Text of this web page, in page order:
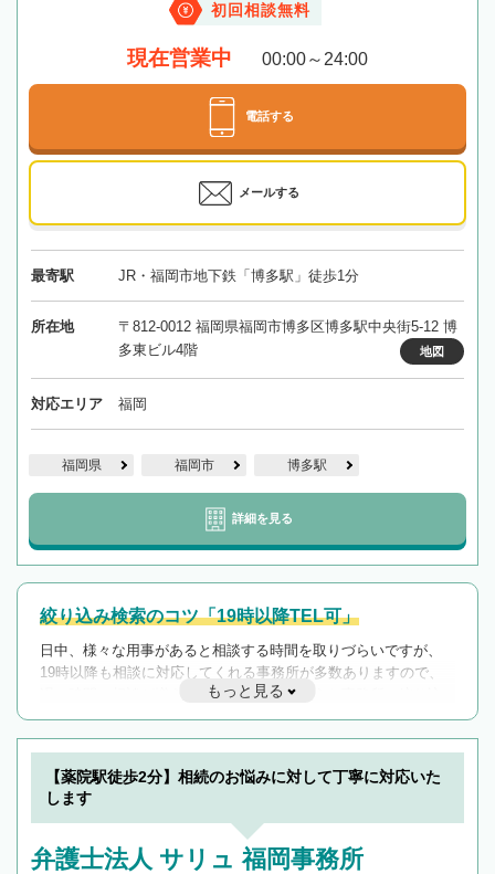
初回相談無料
現在営業中 00:00～24:00
電話する
メールする
最寄駅 JR・福岡市地下鉄「博多駅」徒歩1分
所在地
〒812-0012 福岡県福岡市博多区博多駅中央街5-12 博
多東ビル4階
地図
対応エリア 福岡
福岡県 福岡市 博多駅
詳細を見る
絞り込み検索のコツ「19時以降TEL可」
日中、様々な用事があると相談する時間を取りづらいですが、
19時以降も相談に対応してくれる事務所が多数ありますので、
遅い時間の相談が増えそうな場合はそのような事務所に絞り込
んで検索してみましょう。
19時以降TEL可の条件
を加えて再検索
もっと見る
【薬院駅徒歩2分】相続のお悩みに対して丁寧に対応いた
します
弁護士法人 サリュ 福岡事務所